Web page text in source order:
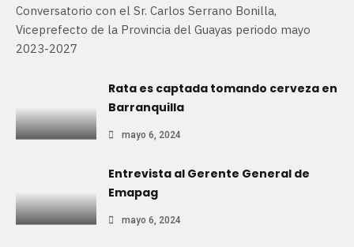
Conversatorio con el Sr. Carlos Serrano Bonilla,
Viceprefecto de la Provincia del Guayas periodo mayo
2023-2027
Rata es captada tomando cerveza en
Barranquilla
mayo 6, 2024
Entrevista al Gerente General de
Emapag
mayo 6, 2024